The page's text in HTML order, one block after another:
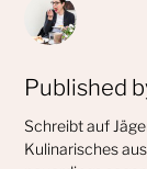
Published
Schreibt auf
Kulinarisches